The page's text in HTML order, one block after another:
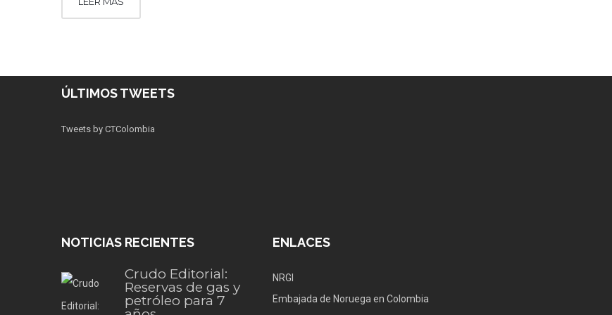
ÚLTIMOS TWEETS
Tweets by CTColombia
NOTICIAS RECIENTES
Crudo Editorial:
Reservas de gas y
petróleo para 7
ENLACES
NRGI
Embajada de Noruega en Colombia